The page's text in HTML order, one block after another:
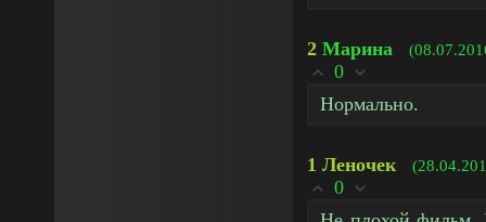
2 Марина
0
Нормально.
1 Леночек
0